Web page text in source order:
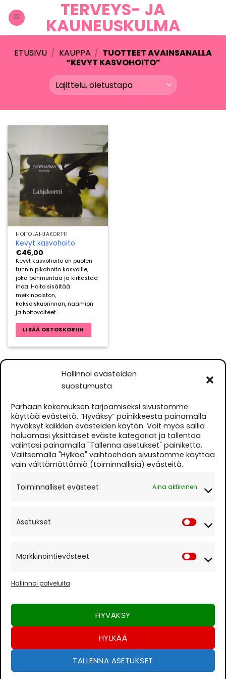
Hallinnoi evästeiden
suostumusta
Parhaan kokemuksen tarjoamiseksi sivustomme
käyttää evästeitä. “Hyväksy” painikkeesta painamalla
hyväksyt kaikkien evästeiden käytön. Voit myös sallia
haluamasi yksittäiset eväste kategoriat ja tallentaa
valintasi painamalla "Tallenna asetukset" painiketta.
Valitsemalla "Hylkää" vaihtoehdon sivustomme käyttää
vain välttämättömiä (toiminnallisia) evästeitä.
Toiminnalliset evästeet Aina aktiivinen
Asetukset
Markkinointievästeet
Hallinnoi palveluita
HYVÄKSY
HYLKÄÄ
TALLENNA ASETUKSET
TERVEYS- JA
KAUNEUSKULMA
ETUSIVU / KAUPPA / TUOTTEET AVAINSANALLA
“KEVYT KASVOHOITO”
HOITOLAHJAKORTTI
Kevyt kasvohoito
€46,00
Kevyt kasvohoito on puolen
tunnin pikahoito kasvoille,
joka pehmentää ja kirkastaa
ihoa. Hoito sisältää
meikinpoiston,
kaksoiskuorinnan, naamion
ja hoitovoiteet.
LISÄÄ OSTOSKORIIN
Terveys- ja Kauneuskulma Ky
Hallituskatu 30 B 3, 90100 Oulu
Kauneushoitola044 5691850
Parturi-kampaamo 0400 664686
Auki ma-to 10.30-18.00 ja pe 10.30-17.00 tai
Evästekäytäntö
HYVÄKSYN
Visa MasterCard